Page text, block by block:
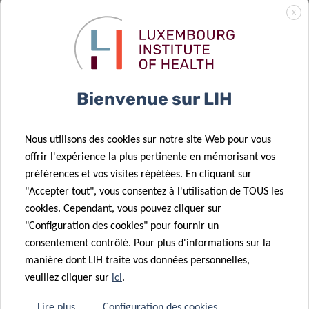
03 Août 2023
Une nouvelle
avancée
cancérologie
financier à la
recherche sur
LIH
Bloquer
l’activation
oncogènes
pour ralentir
la leucémie
12 Mai 2023
Chercheur du
de recherche
financement
de l’UE pour
étudier une
approche
d’immunothérapie
05 Mai 2023
Un nouveau
consortium
européen,
financé à
hauteur de 6
millions
d’euros,
créera un
réseau de
08 Fév 2023
X
Bienvenue sur LIH
Nous utilisons des cookies sur notre site Web pour vous
offrir l'expérience la plus pertinente en mémorisant vos
préférences et vos visites répétées. En cliquant sur
"Accepter tout", vous consentez à l'utilisation de TOUS les
cookies. Cependant, vous pouvez cliquer sur
"Configuration des cookies" pour fournir un
consentement contrôlé. Pour plus d'informations sur la
manière dont LIH traite vos données personnelles,
veuillez cliquer sur ici.